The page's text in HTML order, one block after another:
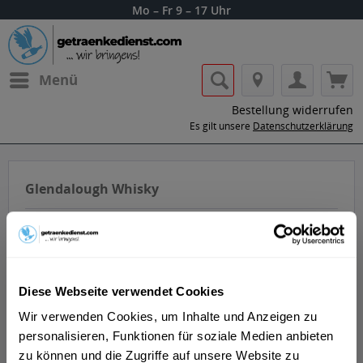
Diese Webseite verwendet Cookies
Wir verwenden Cookies, um Inhalte und Anzeigen zu
personalisieren, Funktionen für soziale Medien anbieten
zu können und die Zugriffe auf unsere Website zu
Mo – Fr 9 – 17 Uhr
Menü
Bestellung widerrufen
Es gilt unsere Datenschutzerklärung
Glendalough Whisky
Die Glendalough Distillery wurde von einer Gruppe von
Freunden aus Wicklow und Dublin mit der Leidenschaft
gegruendet, das Erbe der handwerklichen Destillation in
Irland wiederzubeleben. Im 18. und 19. Jahrhundert gab